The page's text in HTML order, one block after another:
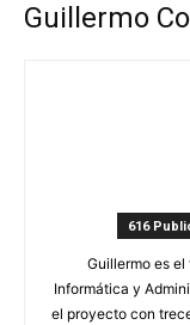
Guillermo
616
Guillermo es
Informática y
el proyecto con